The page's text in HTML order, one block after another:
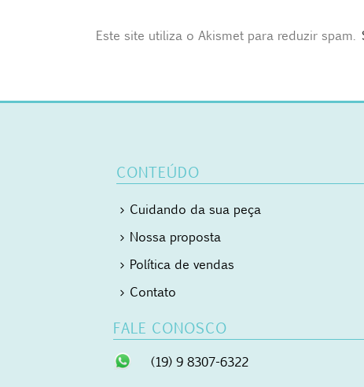
Este site utiliza o Akismet para reduzir spam.
CONTEÚDO
Cuidando da sua peça
Nossa proposta
Política de vendas
Contato
FALE CONOSCO
(19) 9 8307-6322